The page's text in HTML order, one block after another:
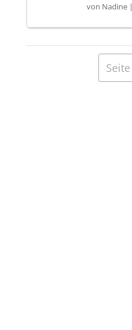
von Nadine|
Seite